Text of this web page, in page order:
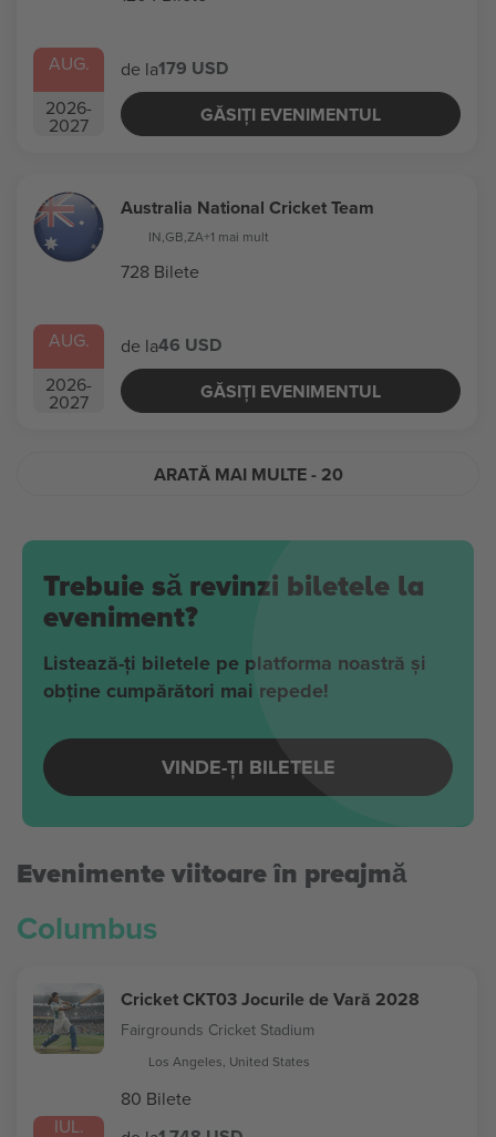
AUG.
2026-
2027
de la179 USD
GĂSIȚI EVENIMENTUL
AUG.
2026-
2027
Australia National Cricket Team
IN,GB,ZA+1 mai mult
728 Bilete
de la46 USD
GĂSIȚI EVENIMENTUL
ARATĂ MAI MULTE- 20
Trebuie să revinzi biletele la
eveniment?
Listează-ți biletele pe platforma noastră și
obține cumpărători mai repede!
VINDE-ȚI BILETELE
Evenimente viitoare în preajmă
Columbus
IUL.
Cricket CKT03 Jocurile de Vară 2028
Fairgrounds Cricket Stadium
Los Angeles, United States
80 Bilete